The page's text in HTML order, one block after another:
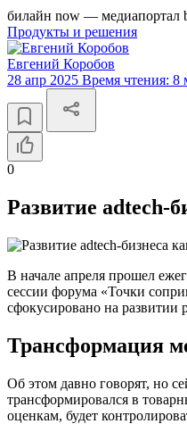
билайн now — медиапортал
Продукты и решения
Евгений Коробов
28 апр 2025 Время чтения: 8
0
Развитие adtech-
В начале апреля прошел
сессии форума «Точки
сфокусировано на развитии
Трансформация
Об этом давно говорят, но
трансформировался в
оценкам, будет